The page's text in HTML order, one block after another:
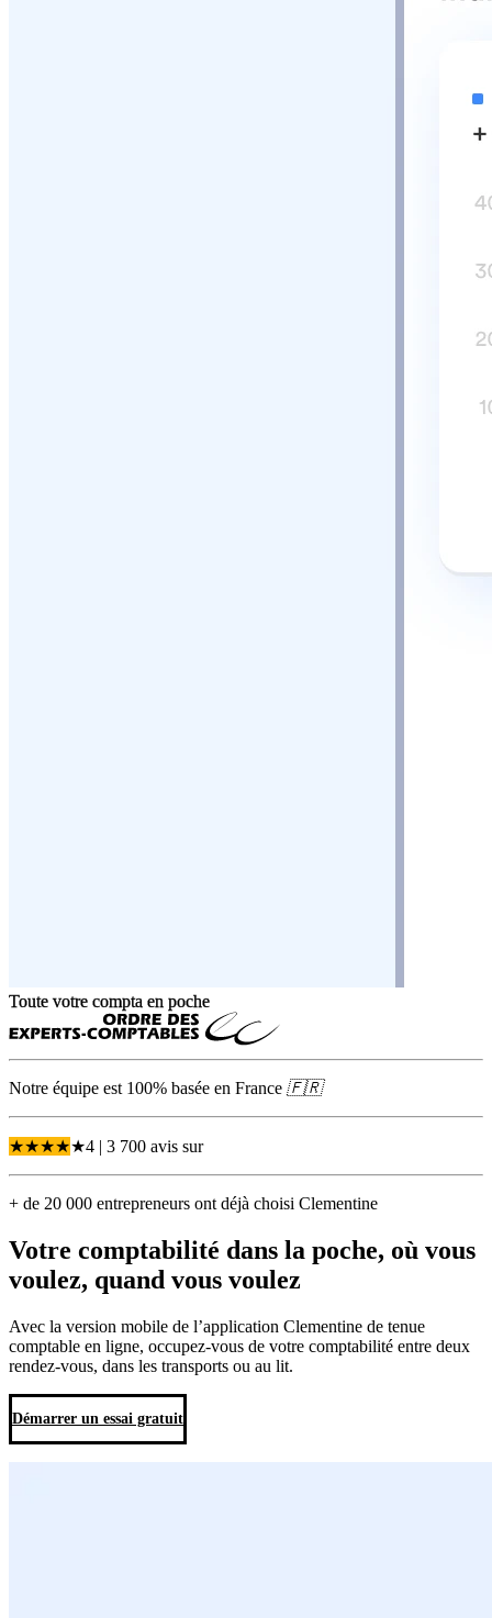
Toute votre compta en poche
Notre équipe est 100% basée en France 🇫🇷
★★★★★4 | 3 700 avis sur
+ de 20 000 entrepreneurs ont déjà choisi Clementine
Votre comptabilité dans la poche, où vous
voulez, quand vous voulez
Avec la version mobile de l’application Clementine de tenue
comptable en ligne, occupez-vous de votre comptabilité entre deux
rendez-vous, dans les transports ou au lit.
Démarrer un essai gratuit